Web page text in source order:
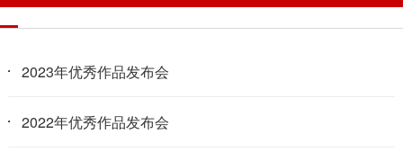
2023年优秀作品发布会
2022年优秀作品发布会